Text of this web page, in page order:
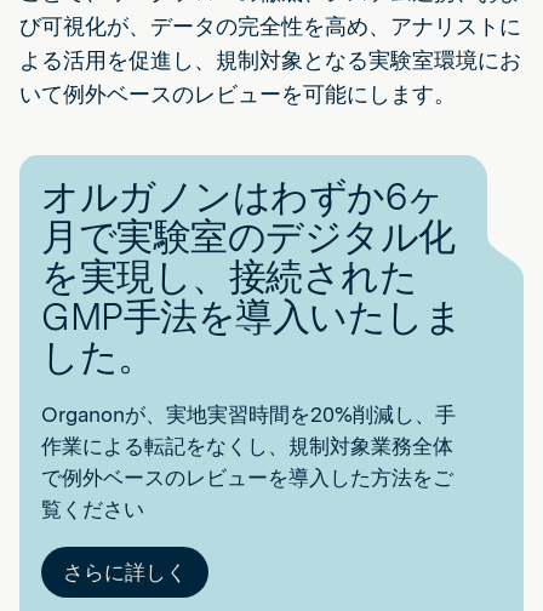
び可視化が、データの完全性を高め、アナリストに
よる活用を促進し、規制対象となる実験室環境にお
いて例外ベースのレビューを可能にします。
オルガノンはわずか6ヶ
月で実験室のデジタル化
を実現し、接続された
GMP手法を導入いたしま
した。
Organonが、実地実習時間を20%削減し、手
作業による転記をなくし、規制対象業務全体
で例外ベースのレビューを導入した方法をご
覧ください
さらに詳しく